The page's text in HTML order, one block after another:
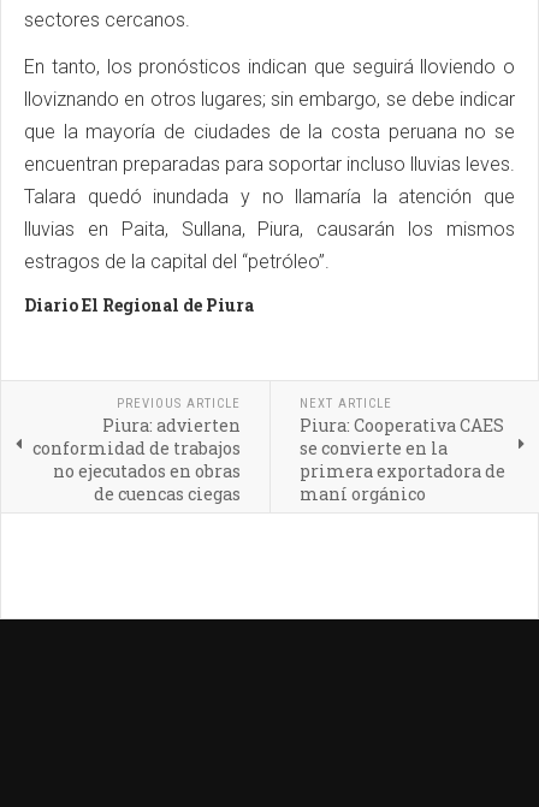
sectores cercanos.
En tanto, los pronósticos indican que seguirá lloviendo o
lloviznando en otros lugares; sin embargo, se debe indicar
que la mayoría de ciudades de la costa peruana no se
encuentran preparadas para soportar incluso lluvias leves.
Talara quedó inundada y no llamaría la atención que
lluvias en Paita, Sullana, Piura, causarán los mismos
estragos de la capital del “petróleo”.
Diario El Regional de Piura
PREVIOUS ARTICLE
Piura: advierten
conformidad de trabajos
no ejecutados en obras
de cuencas ciegas
NEXT ARTICLE
Piura: Cooperativa CAES
se convierte en la
primera exportadora de
maní orgánico